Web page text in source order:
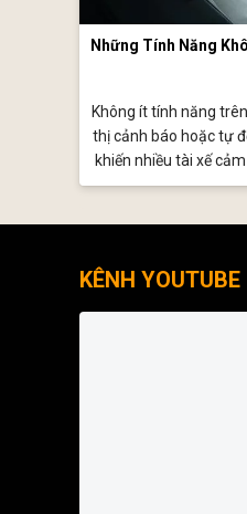
Những Tính Năng
Không ít tính năng
thị cảnh báo hoặc tự
khiến nhiều tài xế
vô hiệu hóa khi sử
KÊNH YOUTUBE